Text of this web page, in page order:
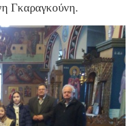
Γκαραγκούνη.